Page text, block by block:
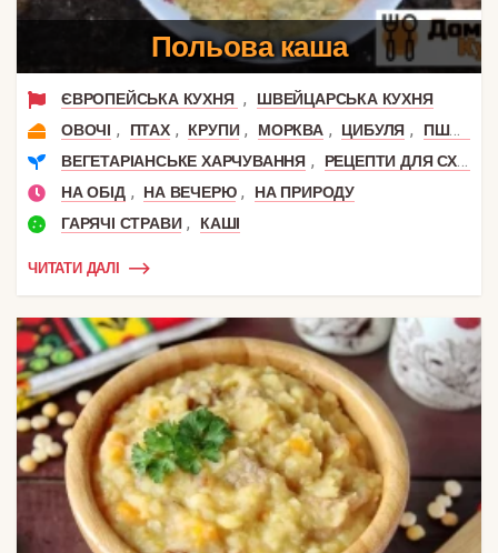
Польова каша
ЄВРОПЕЙСЬКА КУХНЯ ,
ШВЕЙЦАРСЬКА КУХНЯ
ОВОЧІ , ПТАХ , КРУПИ , МОРКВА , ЦИБУЛЯ ,
ПШОНО І ПШЕНИЦЯ
ВЕГЕТАРІАНСЬКЕ ХАРЧУВАННЯ ,
РЕЦЕПТИ ДЛЯ СХУДНЕННЯ
НА ОБІД , НА ВЕЧЕРЮ ,
НА ПРИРОДУ
ГАРЯЧІ СТРАВИ , КАШІ
ЧИТАТИ ДАЛІ